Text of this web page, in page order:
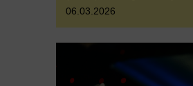
06.03.2026